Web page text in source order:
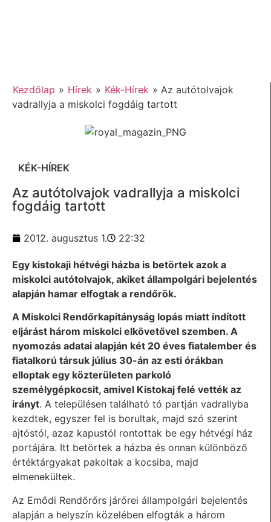
Kezdőlap » Hírek » Kék-Hírek » Az autótolvajok
vadrallyja a miskolci fogdáig tartott
KÉK-HÍREK
Az autótolvajok vadrallyja a miskolci
fogdáig tartott
2012. augusztus 1. 22:32
Egy kistokaji hétvégi házba is betörtek azok a
miskolci autótolvajok, akiket állampolgári bejelentés
alapján hamar elfogtak a rendőrök.
A Miskolci Rendőrkapitányság lopás miatt indított
eljárást három miskolci elkövetővel szemben. A
nyomozás adatai alapján két 20 éves fiatalember és
fiatalkorú társuk július 30-án az esti órákban
elloptak egy közterületen parkoló
személygépkocsit, amivel Kistokaj felé vették az
irányt. A településen található tó partján vadrallyba
kezdtek, egyszer fel is borultak, majd szó szerint
ajtóstól, azaz kapustól rontottak be egy hétvégi ház
portájára. Itt betörtek a házba és onnan különböző
értéktárgyakat pakoltak a kocsiba, majd
elmenekültek.
Az Emődi Rendőrőrs járőrei állampolgári bejelentés
alapján a helyszín közelében elfogták a három